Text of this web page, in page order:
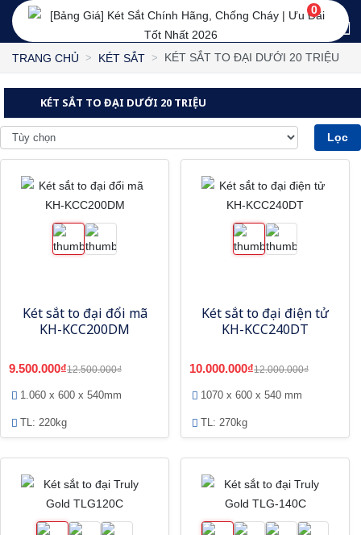
0
TRANG CHỦ KÉT SẮT KÉT SẮT TO ĐẠI DƯỚI 20 TRIỆU
KÉT SẮT TO ĐẠI DƯỚI 20 TRIỆU
Lọc
Két sắt to đại đổi mã
KH-KCC200DM
9.500.000₫12.500.000₫
1.060 x 600 x 540mm
TL: 220kg
Két sắt to đại điện tử
KH-KCC240DT
10.000.000₫12.000.000₫
1070 x 600 x 540 mm
TL: 270kg